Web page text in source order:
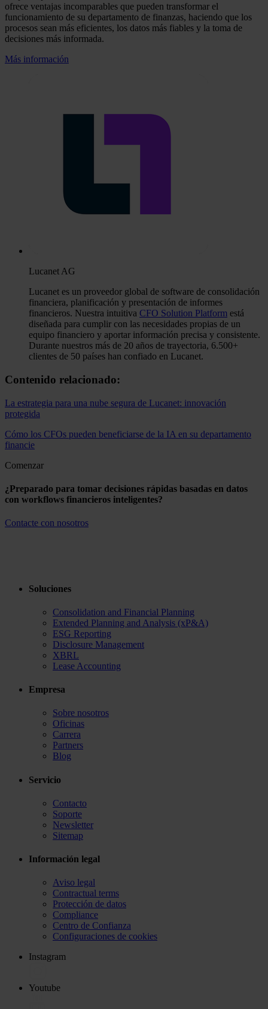
ofrece ventajas incomparables que pueden transformar el
funcionamiento de su departamento de finanzas, haciendo que los
procesos sean más eficientes, los datos más fiables y la toma de
decisiones más informada.
Más información
Lucanet AG
Lucanet es un proveedor global de software de consolidación
financiera, planificación y presentación de informes
financieros. Nuestra intuitiva CFO Solution Platform está
diseñada para cumplir con las necesidades propias de un
equipo financiero y aportar información precisa y consistente.
Durante nuestros más de 20 años de trayectoria, 6.500+
clientes de 50 países han confiado en Lucanet.
Contenido relacionado:
La estrategia para una nube segura de Lucanet: innovación
protegida
Cómo los CFOs pueden beneficiarse de la IA en su departamento
financie
Comenzar
¿Preparado para tomar decisiones rápidas basadas en datos
con workflows financieros inteligentes?
Contacte con nosotros
Soluciones
Consolidation and Financial Planning
Extended Planning and Analysis (xP&A)
ESG Reporting
Disclosure Management
XBRL
Lease Accounting
Empresa
Sobre nosotros
Oficinas
Carrera
Partners
Blog
Servicio
Contacto
Soporte
Newsletter
Sitemap
Información legal
Aviso legal
Contractual terms
Protección de datos
Compliance
Centro de Confianza
Configuraciones de cookies
Instagram
Youtube